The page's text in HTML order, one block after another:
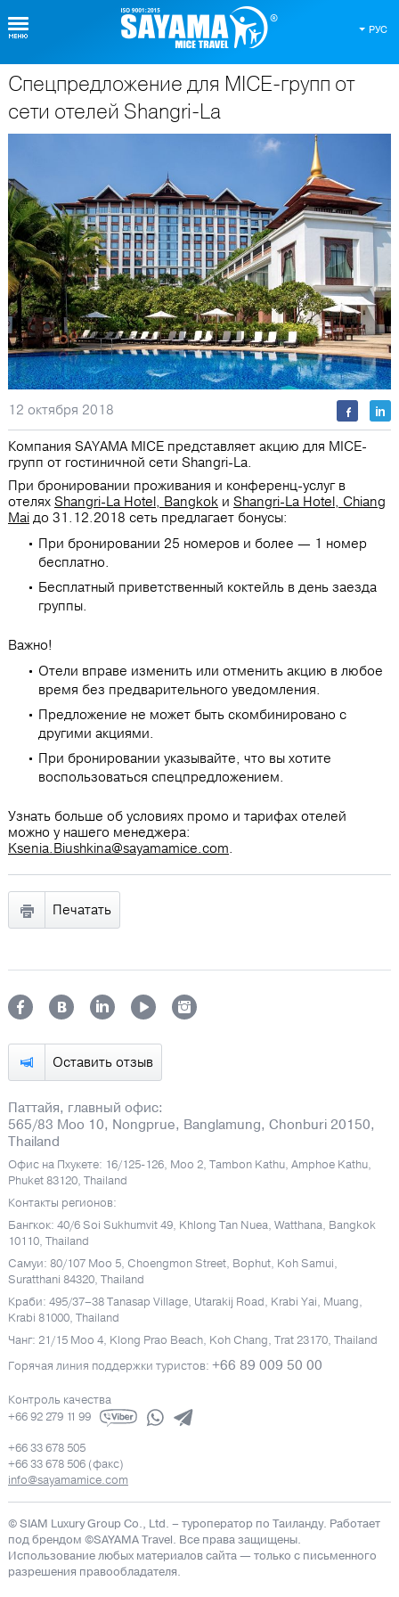
РУС
О Таиланде
Оставить отзыв
Паттайя, главный офис:
565/83 Moo 10, Nongprue, Banglamung, Chonburi 20150,
Thailand
Офис на Пхукете: 16/125-126, Moo 2, Tambon Kathu, Amphoe Kathu,
Phuket 83120, Thailand
Контакты регионов:
Бангкок: 40/6 Soi Sukhumvit 49, Khlong Tan Nuea, Watthana, Bangkok
10110, Thailand
Самуи: 80/107 Moo 5, Choengmon Street, Bophut, Koh Samui,
Suratthani 84320, Thailand
Краби: 495/37–38 Tanasap Village, Utarakij Road, Krabi Yai, Muang,
Krabi 81000, Thailand
Чанг: 21/15 Moo 4, Klong Prao Beach, Koh Chang, Trat 23170, Thailand
Горячая линия поддержки туристов: +66 89 009 50 00
Контроль качества
+66 92 279 11 99
+66 33 678 505
+66 33 678 506 (факс)
info@sayamamice.com
© SIAM Luxury Group Co., Ltd. – туроператор по Таиланду. Работает
под брендом ©SAYAMA Travel. Все права защищены.
Использование любых материалов сайта — только с письменного
разрешения правообладателя.
Спецпредложение для MICE-групп от
сети отелей Shangri-La
12 октября 2018
Компания SAYAMA MICE представляет акцию для MICE-
групп от гостиничной сети Shangri-La.
При бронировании проживания и конференц-услуг в
отелях Shangri-La Hotel, Bangkok и Shangri-La Hotel, Chiang
Mai до 31.12.2018 сеть предлагает бонусы:
При бронировании 25 номеров и более ― 1 номер
бесплатно.
Бесплатный приветственный коктейль в день заезда
группы.
Важно!
Отели вправе изменить или отменить акцию в любое
время без предварительного уведомления.
Предложение не может быть скомбинировано с
другими акциями.
При бронировании указывайте, что вы хотите
воспользоваться спецпредложением.
Узнать больше об условиях промо и тарифах отелей
можно у нашего менеджера:
Ksenia.Biushkina@sayamamice.com.
Печатать